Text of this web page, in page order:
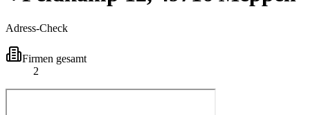
Adress-Check
Firmen gesamt
2